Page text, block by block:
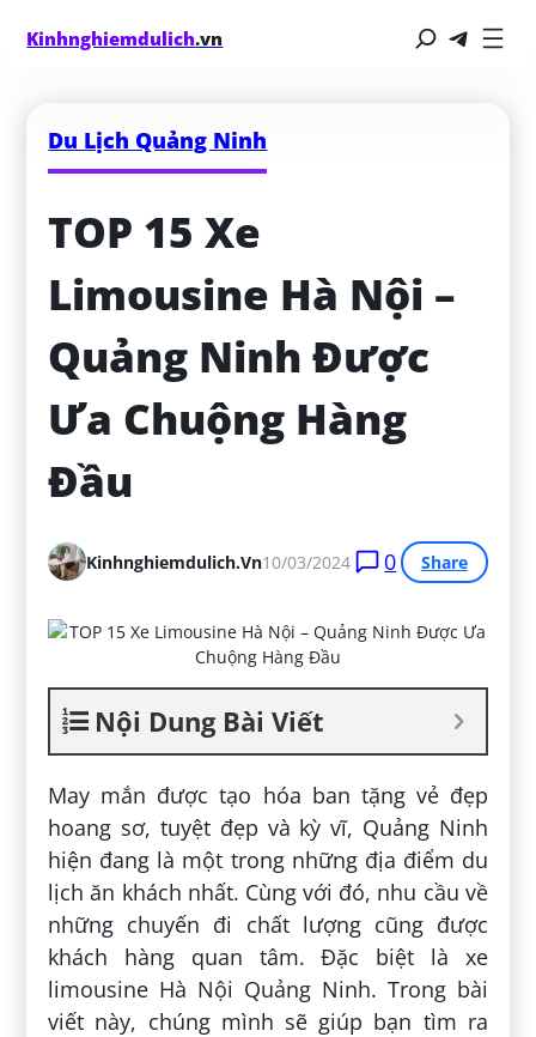
Kinhnghiemdulich.vn
Du Lịch Quảng Ninh
TOP 15 Xe
Limousine Hà Nội –
Quảng Ninh Được
Ưa Chuộng Hàng
Đầu
Kinhnghiemdulich.vn10/03/2024 0 Share
Nội Dung Bài Viết
May mắn được tạo hóa ban tặng vẻ đẹp
hoang sơ, tuyệt đẹp và kỳ vĩ, Quảng Ninh
hiện đang là một trong những địa điểm du
lịch ăn khách nhất. Cùng với đó, nhu cầu về
những chuyến đi chất lượng cũng được
khách hàng quan tâm. Đặc biệt là xe
limousine Hà Nội Quảng Ninh. Trong bài
viết này, chúng mình sẽ giúp bạn tìm ra